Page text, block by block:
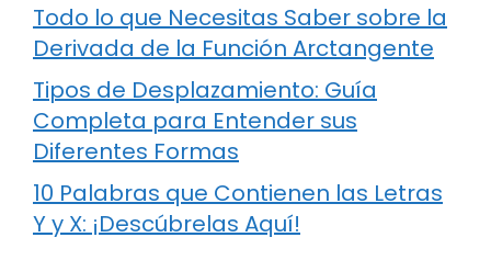
Todo lo que Necesitas Saber sobre la
Derivada de la Función Arctangente
Tipos de Desplazamiento: Guía
Completa para Entender sus
Diferentes Formas
10 Palabras que Contienen las Letras
Y y X: ¡Descúbrelas Aquí!